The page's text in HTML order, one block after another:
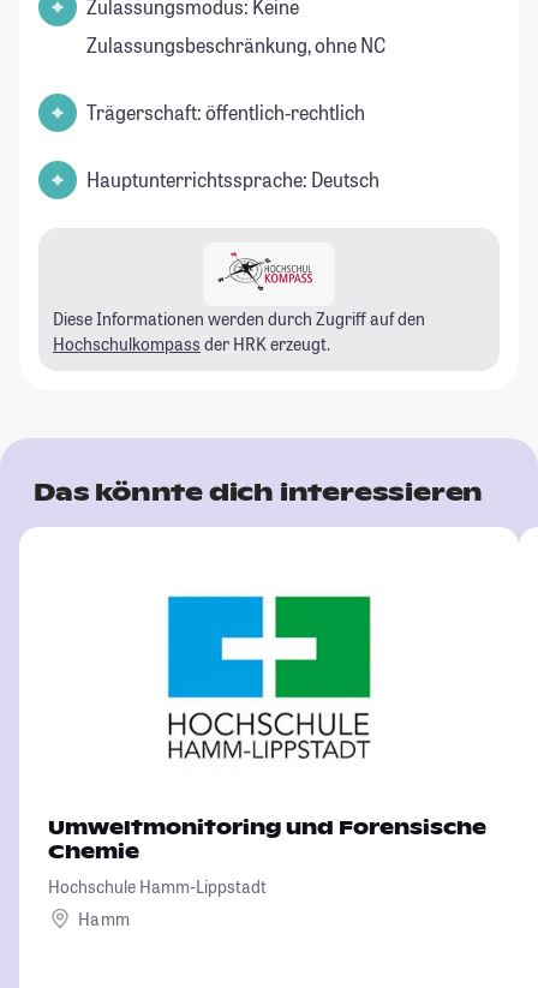
Zulassungsmodus: Keine
Zulassungsbeschränkung, ohne NC
Trägerschaft: öffentlich-rechtlich
Hauptunterrichtssprache: Deutsch
Diese Informationen werden durch Zugriff auf den
Hochschulkompass der HRK erzeugt.
Das könnte dich interessieren
Umweltmonitoring und Forensische
Chemie
Hochschule Hamm-Lippstadt
Hamm